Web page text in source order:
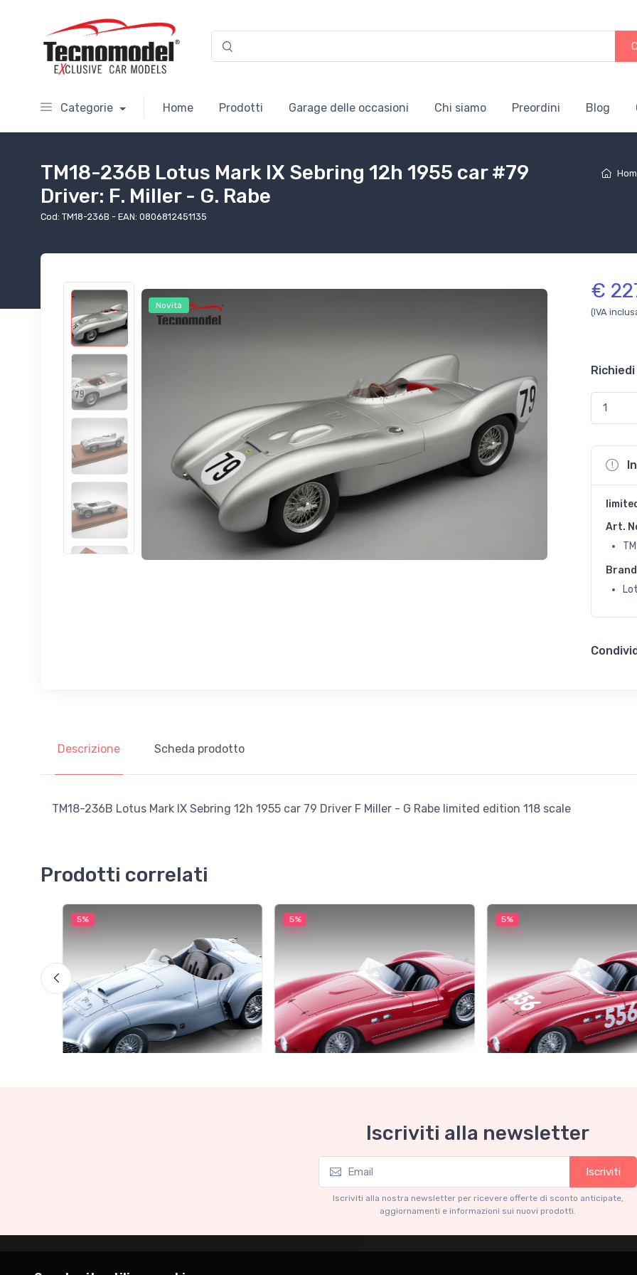
Categorie Home Prodotti Garage delle occasioni Chi siamo Preordini Blog
TM18-236B Lotus Mark IX Sebring 12h 1955 car #79
Driver: F. Miller - G. Rabe
Cod: TM18-236B - EAN: 0806812451135
Novità
€
(IVA
Art.
Brand
Descrizione Scheda prodotto
TM18-236B Lotus Mark IX Sebring 12h 1955 car 79 Driver F Miller - G Rabe limited edition 118 scale
Prodotti correlati
5% 5%
Ferrari 735S Autodromo Press
€227.91 €239.90
5%
Ferrari 735S - 166 MM
Miglia 1954 car #556 Driver:
Iscriviti alla newsletter
Iscriviti
Iscriviti alla nostra newsletter per ricevere offerte di sconto anticipate,
aggiornamenti e informazioni sui nuovi prodotti.